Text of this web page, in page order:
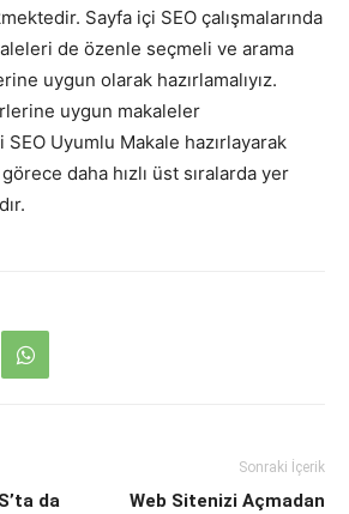
Sayfa içi SEO çalışmalarında
de özenle seçmeli ve arama
uygun olarak hazırlamalıyız.
uygun makaleler
SEO Uyumlu Makale hazırlayarak
daha hızlı üst sıralarda yer
da
Sonraki İçerik
Web Sitenizi Açmadan